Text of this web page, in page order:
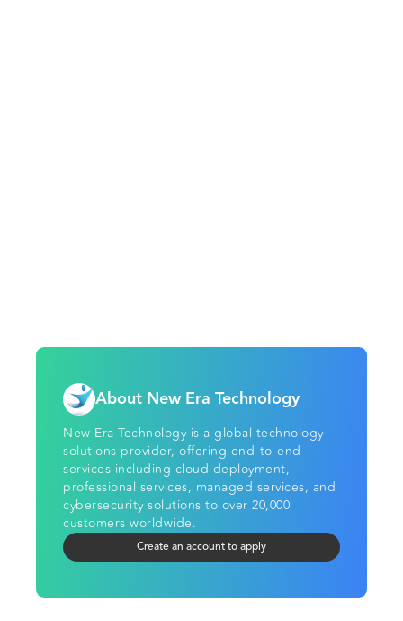
About New Era Technology
New Era Technology is a global technology
solutions provider, offering end-to-end
services including cloud deployment,
professional services, managed services, and
cybersecurity solutions to over 20,000
customers worldwide.
Create an account to apply